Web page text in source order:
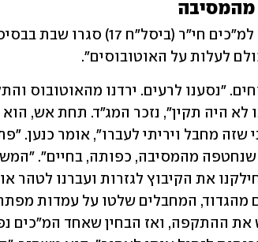
מהמסיבה
לעלות על האוטובוסים".